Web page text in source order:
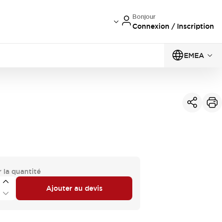
Bonjour
Connexion / Inscription
EMEA
la quantité
Ajouter au devis